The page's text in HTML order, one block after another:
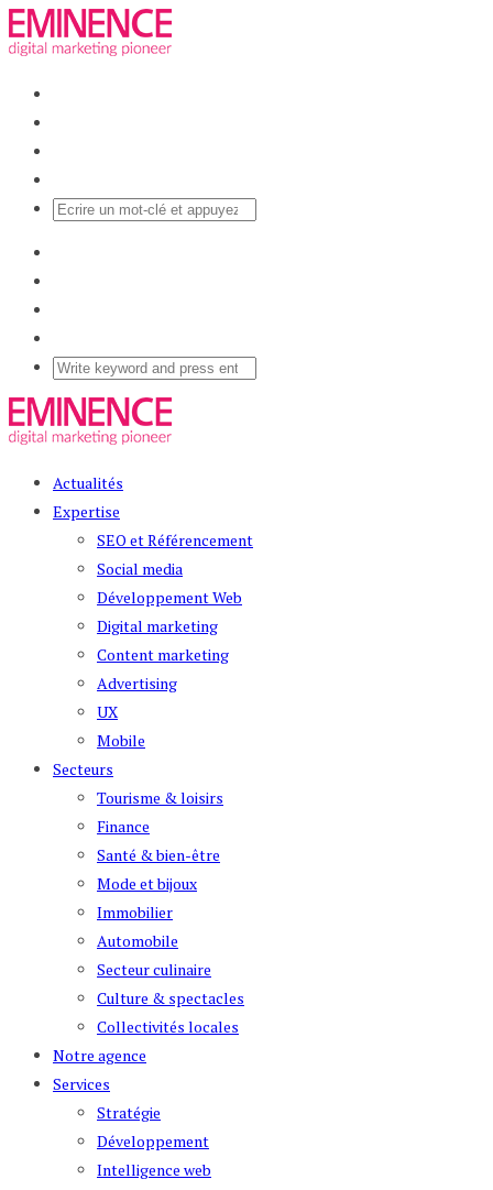
Actualités
Expertise
SEO et Référencement
Social media
Développement Web
Digital marketing
Content marketing
Advertising
UX
Mobile
Secteurs
Tourisme & loisirs
Finance
Santé & bien-être
Mode et bijoux
Immobilier
Automobile
Secteur culinaire
Culture & spectacles
Collectivités locales
Notre agence
Services
Stratégie
Développement
Intelligence web